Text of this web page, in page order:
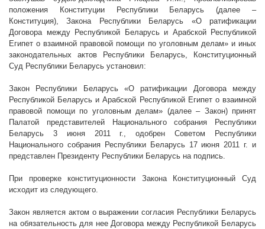
положения Конституции Республики Беларусь (далее –
Конституция), Закона Республики Беларусь «О ратификации
Договора между Республикой Беларусь и Арабской Республикой
Египет о взаимной правовой помощи по уголовным делам» и иных
законодательных актов Республики Беларусь, Конституционный
Суд Республики Беларусь установил:
Закон Республики Беларусь «О ратификации Договора между
Республикой Беларусь и Арабской Республикой Египет о взаимной
правовой помощи по уголовным делам» (далее – Закон) принят
Палатой представителей Национального собрания Республики
Беларусь 3 июня 2011 г., одобрен Советом Республики
Национального собрания Республики Беларусь 17 июня2011 г. и
представлен Президенту Республики Беларусь на подпись.
При проверке конституционности Закона Конституционный Суд
исходит из следующего.
Закон является актом о выражении согласия Республики Беларусь
на обязательность для нее Договора между Республикой Беларусь